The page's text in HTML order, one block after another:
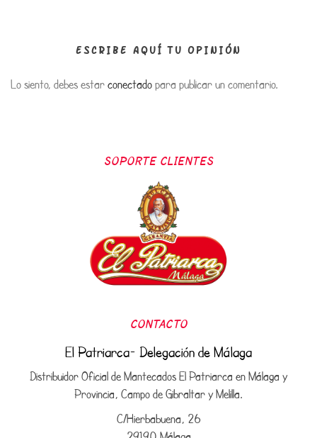
ESCRIBE AQUÍ TU OPINIÓN
Lo siento, debes estarconectadopara publicar un comentario.
SOPORTE CLIENTES
CONTACTO
El Patriarca- Delegación de Málaga
Distribuidor Oficial de Mantecados El Patriarca en Málaga y
Provincia, Campo de Gibraltar y Melilla.
C/Hierbabuena, 26